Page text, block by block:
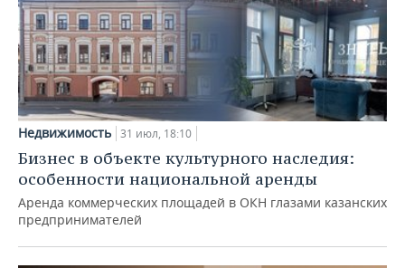
Недвижимость 31 июл, 18:10
Бизнес в объекте культурного наследия:
особенности национальной аренды
Аренда коммерческих площадей в ОКН глазами казанских
предпринимателей